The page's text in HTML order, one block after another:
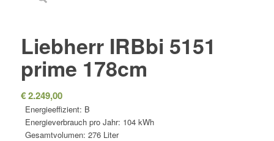
Liebherr IRBbi 5151
prime 178cm
€2.249,00
Energieeffizient: B
Energieverbrauch pro Jahr: 104 kWh
Gesamtvolumen: 276 Liter